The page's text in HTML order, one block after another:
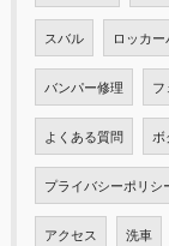
スバル ロッカ
バンパー修理
よくある質問
プライバシーポリシ
アクセス 洗車